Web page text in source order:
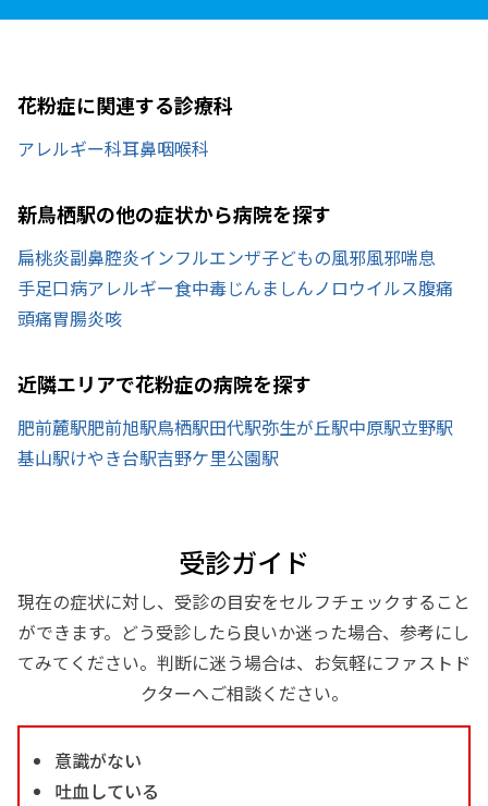
花粉症に関連する診療科
アレルギー科耳鼻咽喉科
新鳥栖駅の他の症状から病院を探す
扁桃炎副鼻腔炎インフルエンザ子どもの風邪風邪喘息
手足口病アレルギー食中毒じんましんノロウイルス腹痛
頭痛胃腸炎咳
近隣エリアで花粉症の病院を探す
肥前麓駅肥前旭駅鳥栖駅田代駅弥生が丘駅中原駅立野駅
基山駅けやき台駅吉野ケ里公園駅
受診ガイド
現在の症状に対し、受診の目安をセルフチェックすること
ができます。どう受診したら良いか迷った場合、参考にし
てみてください。判断に迷う場合は、お気軽にファストド
クターへご相談ください。
意識がない
吐血している